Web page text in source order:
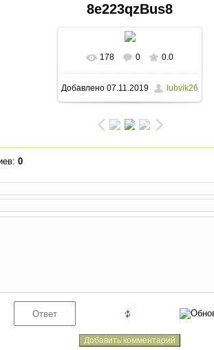
8e223qzBus8
В реальном размере
698x720/ 184.0Kb
178 0 0.0
Добавлено 07.11.2019 lubvik26
: 0